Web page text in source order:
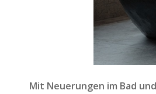
Mit Neuerungen im Bad